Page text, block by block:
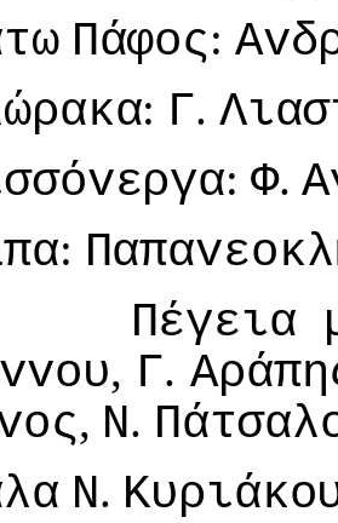
Πάφoς:
: Γ.
: Φ.
:
Πέγεια
, Γ.
, Ν.
Ν.